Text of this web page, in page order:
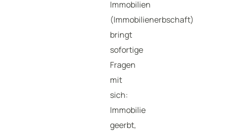
Immobilien
(Immobilienerbschaft)
bringt
sofortige
Fragen
mit
sich:
Immobilie
geerbt,